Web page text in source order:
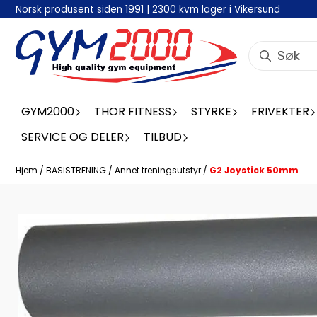
Hopp til innhold
Norsk produsent siden 1991 | 2300 kvm lager i Vikersund
GYM2000 THOR FITNESS STYRKE
FRIVEKTER
SERVICE OG DELER
TILBUD
Hjem / BASISTRENING / Annet treningsutstyr / G2 Joystick 50mm